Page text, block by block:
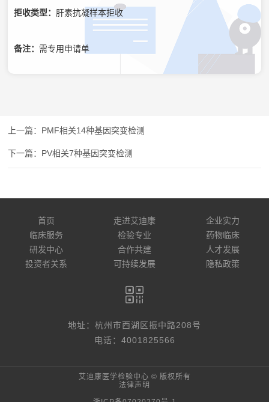
拒收类型： 肝素抗凝样本拒收
备注： 需专用申请单
PMF相关14种基因突变检测
PV相关7种基因突变检测
首页 走进艾迪康
企业实力
临床服务
检验专业
药物临床
研发中心
合作共建
人才发展
投资者关系
可持续发展 隐私政策
地址：杭州市西湖区振中路208号
电话：4001825566
艾迪康医学检验中心 © 版权所有
法律声明